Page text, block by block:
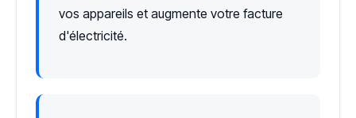
vos appareils et augmente votre facture
d'électricité.